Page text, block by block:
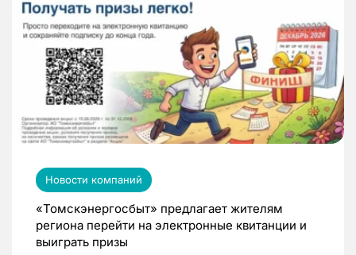
Новости компаний
«Томскэнергосбыт» предлагает жителям
региона перейти на электронные квитанции и
выиграть призы